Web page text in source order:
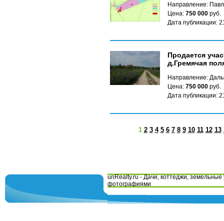
Направление:
Цена: 750 000 руб.
Дата публикации:
Продается
д.Гремячая
Направление:
Цена: 750 000 руб.
Дата публикации:
1 2 3 4 5 6 7 8 9 10 11 12 13
unRealty.ru - Дачи, коттеджи, земельные
фотографиями